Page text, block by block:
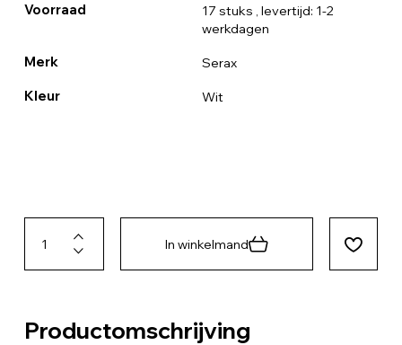
Voorraad 17 stuks , levertijd: 1-2
werkdagen
Merk Serax
Kleur Wit
In winkelmand
Productomschrijving